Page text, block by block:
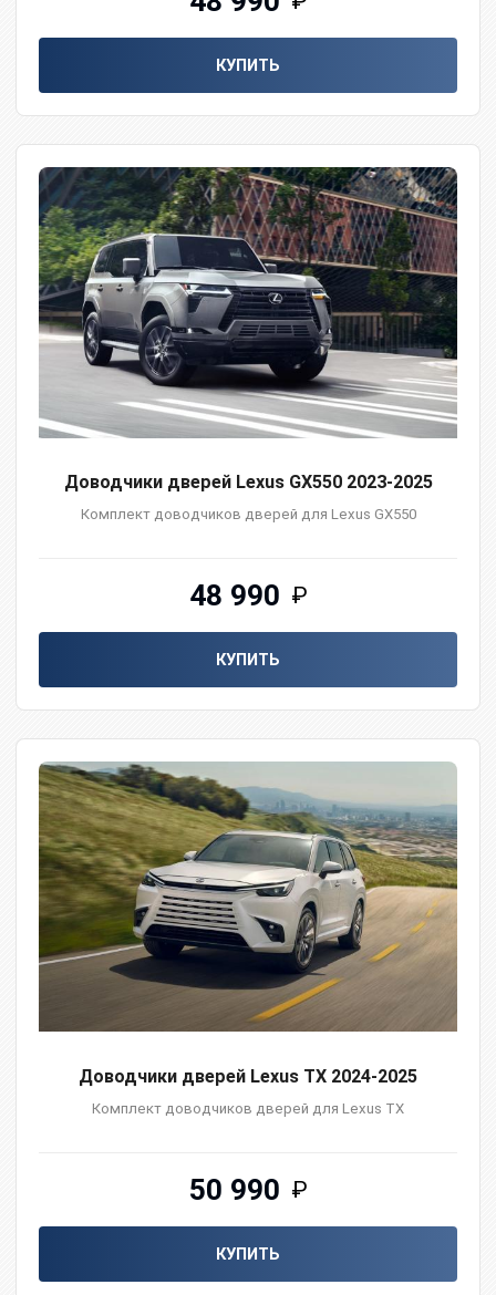
КУПИТЬ
Доводчики дверей Lexus GX550 2023-2025
Комплект доводчиков дверей для Lexus GX550
48 990 ₽
КУПИТЬ
Доводчики дверей Lexus TX 2024-2025
Комплект доводчиков дверей для Lexus TX
50 990 ₽
КУПИТЬ